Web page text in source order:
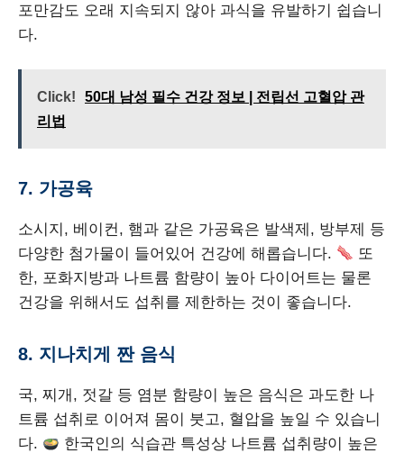
포만감도 오래 지속되지 않아 과식을 유발하기 쉽습니
다.
Click!
50대 남성 필수 건강 정보 | 전립선 고혈압 관
리법
7. 가공육
소시지, 베이컨, 햄과 같은 가공육은 발색제, 방부제 등
다양한 첨가물이 들어있어 건강에 해롭습니다.
또
한, 포화지방과 나트륨 함량이 높아 다이어트는 물론
건강을 위해서도 섭취를 제한하는 것이 좋습니다.
8. 지나치게 짠 음식
국, 찌개, 젓갈 등 염분 함량이 높은 음식은 과도한 나
트륨 섭취로 이어져 몸이 붓고, 혈압을 높일 수 있습니
다.
한국인의 식습관 특성상 나트륨 섭취량이 높은